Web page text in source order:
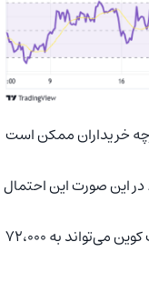
خریداران ممکن است
این صورت این احتمال
برای باطل شدن دیدگاه نزولی کوتاه‌مدت، قیمت باید به بالای ۷۰،۰۰۰ دلار صعود کند. در این صورت، بیت کوین می‌تواند به ۷۲،۰۰۰